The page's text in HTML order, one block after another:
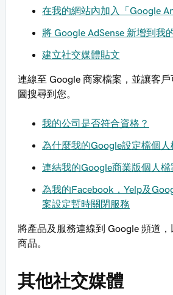
在我的網站內加入「Google
將 Google AdSense 新增到我
建立社交媒體貼文
連線至 Google 商家檔案，並讓客
圖搜尋到您。
我的公司是否符合資格？
為什麼我的Google設定檔個人
連結我的Google商業版個人檔
為我的Facebook，Yelp及
案設定暫時關閉服務
將產品及服務連線到 Google 頻道
商品。
其他社交媒體